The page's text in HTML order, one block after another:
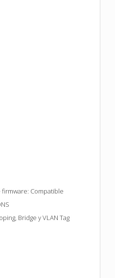
Compatible
Bridge y VLAN Tag